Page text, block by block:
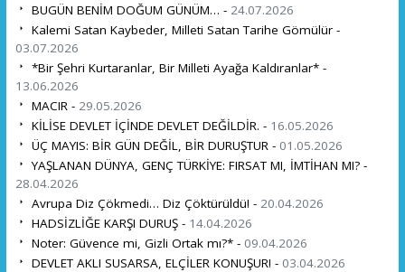
BUGÜN BENİM DOĞUM GÜNÜM… - 24.07.2026
Kalemi Satan Kaybeder, Milleti Satan Tarihe Gömülür -
03.07.2026
*Bir Şehri Kurtaranlar, Bir Milleti Ayağa Kaldıranlar* -
13.06.2026
MACIR - 29.05.2026
KİLİSE DEVLET İÇİNDE DEVLET DEĞİLDİR. - 16.05.2026
ÜÇ MAYIS: BİR GÜN DEĞİL, BİR DURUŞTUR - 01.05.2026
YAŞLANAN DÜNYA, GENÇ TÜRKİYE: FIRSAT MI, İMTİHAN MI? -
28.04.2026
Avrupa Diz Çökmedi… Diz Çöktürüldü! - 20.04.2026
HADSİZLİĞE KARŞI DURUŞ - 14.04.2026
Noter: Güvence mi, Gizli Ortak mı?* - 09.04.2026
DEVLET AKLI SUSARSA, ELÇİLER KONUŞUR! - 03.04.2026